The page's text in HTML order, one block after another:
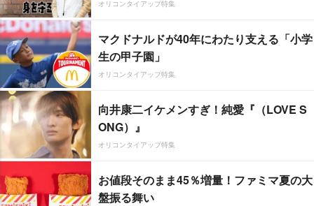
オリコンタイアップ特集
マクドナルドが40年にわたり支える「小学
生の甲子園」
オリコンタイアップ特集
向井康二イケメンすぎ！純愛『（LOVE S
ONG）』
オリコンタイアップ特集
お値段そのまま45％増量！ファミマ夏の大
盤振る舞い